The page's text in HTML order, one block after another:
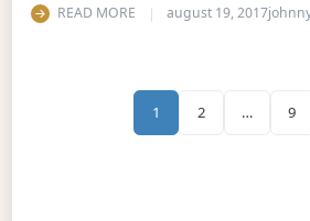
READ MORE august 19, 2017
1 2 … 9